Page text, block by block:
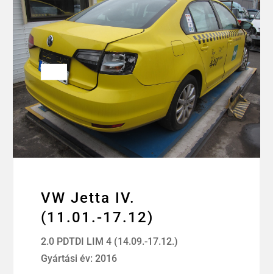
VW Jetta IV.
(11.01.-17.12)
2.0 PDTDI LIM 4 (14.09.-17.12.)
Gyártási év: 2016